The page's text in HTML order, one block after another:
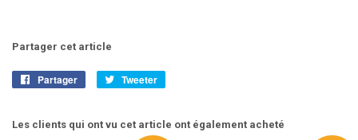
Partager cet article
Partager
PartagerTweeter
Les clients qui ont vu cet article ont également acheté